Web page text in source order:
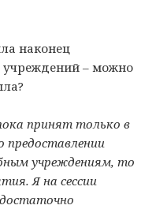
наконец
учреждений – можно
принят только в
предоставлении
учреждениям, то
Я на сессии